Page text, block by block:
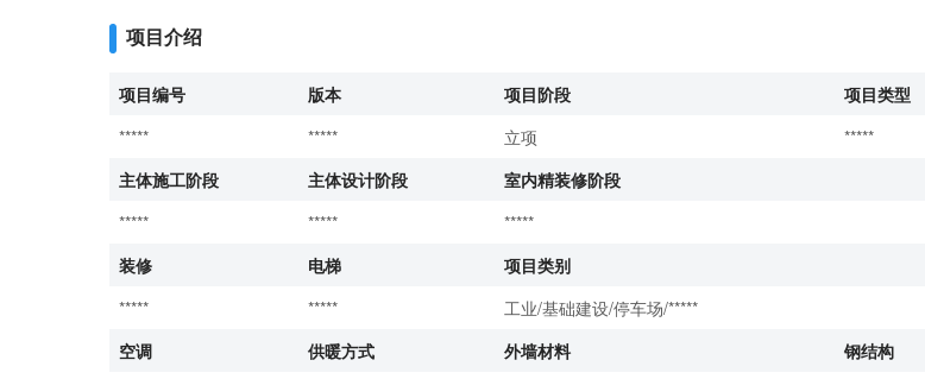
项目介绍
项目编号 版本 项目阶段
项目类型
*****
***** 立项
*****
主体施工阶段
主体设计阶段
室内精装修阶段
*****
*****
*****
装修
电梯
项目类别
*****
*****
工业/基础建设/停车场/*****
空调
供暖方式 外墙材料
钢结构